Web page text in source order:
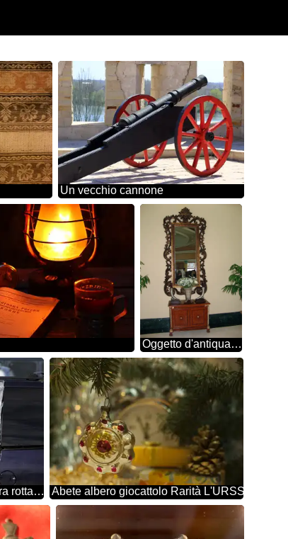
Un vecchio cannone
Oggetto d'antiquariato specchio.
Una macchina con una finestra rotta sigillata Abete albero giocattolo Rarità L'URSS